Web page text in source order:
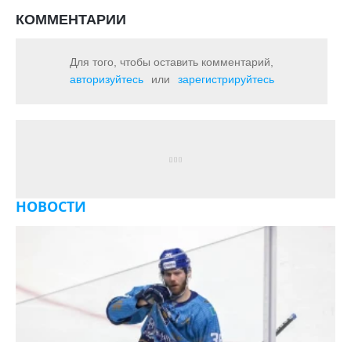
КОММЕНТАРИИ
Для того, чтобы оставить комментарий,
авторизуйтесь
или зарегистрируйтесь
НОВОСТИ